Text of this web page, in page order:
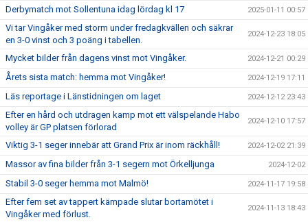
Derbymatch mot Sollentuna idag lördag kl 17 2025-01-11 00:57
Vi tar Vingåker med storm under fredagkvällen och säkrar
en 3-0 vinst och 3 poäng i tabellen.
2024-12-23 18:05
Mycket bilder från dagens vinst mot Vingåker. 2024-12-21 00:29
Årets sista match: hemma mot Vingåker! 2024-12-19 17:11
Läs reportage i Länstidningen om laget 2024-12-12 23:43
Efter en hård och utdragen kamp mot ett välspelande Habo
volley är GP platsen förlorad
2024-12-10 17:57
Viktig 3-1 seger innebär att Grand Prix är inom räckhåll! 2024-12-02 21:39
Massor av fina bilder från 3-1 segern mot Örkelljunga 2024-12-02
Stabil 3-0 seger hemma mot Malmö! 2024-11-17 19:58
Efter fem set av tappert kämpade slutar bortamötet i
Vingåker med förlust.
2024-11-13 18:43